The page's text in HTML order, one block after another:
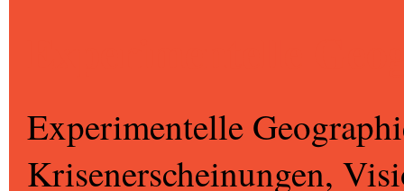
Experimentelle
Krisenerscheinungen,